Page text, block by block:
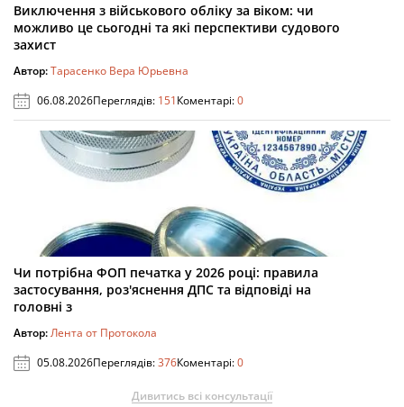
Виключення з військового обліку за віком: чи
можливо це сьогодні та які перспективи судового
захист
Автор:Тарасенко Вера Юрьевна
06.08.2026Переглядів: 151Коментарі:0
Чи потрібна ФОП печатка у 2026 році: правила
застосування, роз'яснення ДПС та відповіді на
головні з
Автор:Лента от Протокола
05.08.2026Переглядів:376Коментарі:0
Дивитись всі консультації